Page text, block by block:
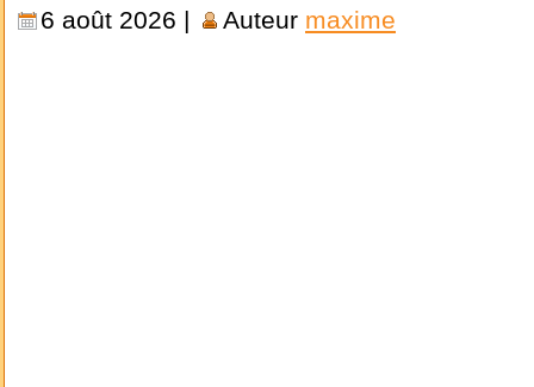
6 août 2026 | Auteur maxime